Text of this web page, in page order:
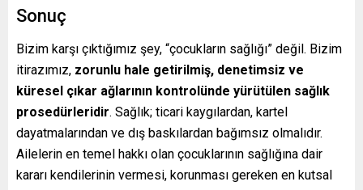
Sonuç
Bizim karşı çıktığımız şey, “çocukların sağlığı” değil. Bizim
itirazımız, zorunlu hale getirilmiş, denetimsiz ve
küresel çıkar ağlarının kontrolünde yürütülen sağlık
prosedürleridir. Sağlık; ticari kaygılardan, kartel
dayatmalarından ve dış baskılardan bağımsız olmalıdır.
Ailelerin en temel hakkı olan çocuklarının sağlığına dair
kararı kendilerinin vermesi, korunması gereken en kutsal